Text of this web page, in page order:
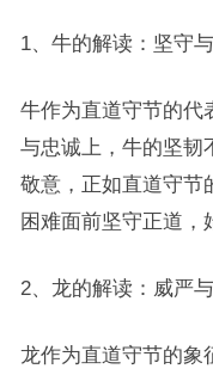
1、牛的解读：坚守
牛作为直道守节的代
与忠诚上，牛的坚韧
敬意，正如直道守节
困难面前坚守正道，
2、龙的解读：威严
龙作为直道守节的象